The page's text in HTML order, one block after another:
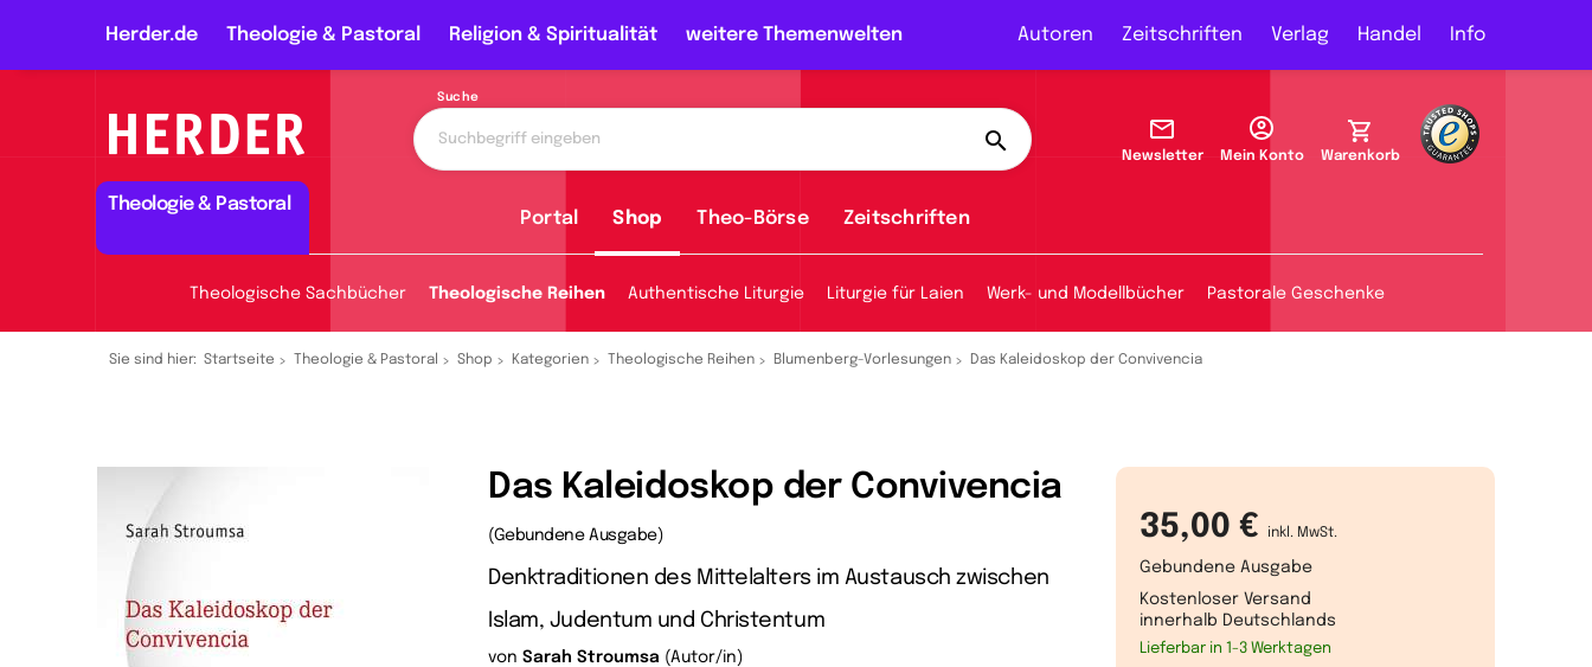
Herder.de Theologie & Pastoral Religion & Spiritualität weitere Themenwelten Autoren Zeitschriften Verlag Handel Info
Suche
Theologie & Pastoral
Newsletter Mein Konto Warenkorb
Portal Shop Theo-Börse Zeitschriften
Theologische Sachbücher Theologische Reihen Authentische Liturgie Liturgie für Laien Werk- und Modellbücher Pastorale Geschenke
Sie sind hier: Startseite Theologie & Pastoral Shop Kategorien Theologische Reihen Blumenberg-Vorlesungen Das Kaleidoskop der Convivencia
35,00 € inkl. MwSt.
Gebundene Ausgabe
Kostenloser Versand
innerhalb Deutschlands
Lieferbar in 1-3 Werktagen
Das Kaleidoskop der Convivencia
(Gebundene Ausgabe)
Denktraditionen des Mittelalters im Austausch zwischen
Islam, Judentum und Christentum
von Sarah Stroumsa (Autor/in)